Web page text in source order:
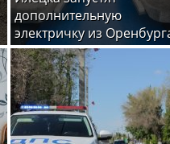
дополнительную
электричку из